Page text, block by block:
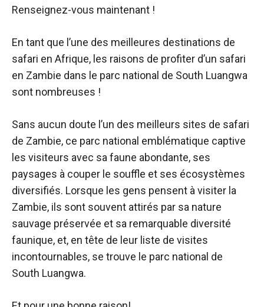
Renseignez-vous maintenant !
En tant que l’une des meilleures destinations de
safari en Afrique, les raisons de profiter d’un safari
en Zambie dans le parc national de South Luangwa
sont nombreuses !
Sans aucun doute l’un des meilleurs sites de safari
de Zambie, ce parc national emblématique captive
les visiteurs avec sa faune abondante, ses
paysages à couper le souffle et ses écosystèmes
diversifiés. Lorsque les gens pensent à visiter la
Zambie, ils sont souvent attirés par sa nature
sauvage préservée et sa remarquable diversité
faunique, et, en tête de leur liste de visites
incontournables, se trouve le parc national de
South Luangwa.